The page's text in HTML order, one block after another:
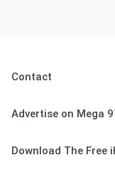
Contact
Advertise on Mega
Download The Free